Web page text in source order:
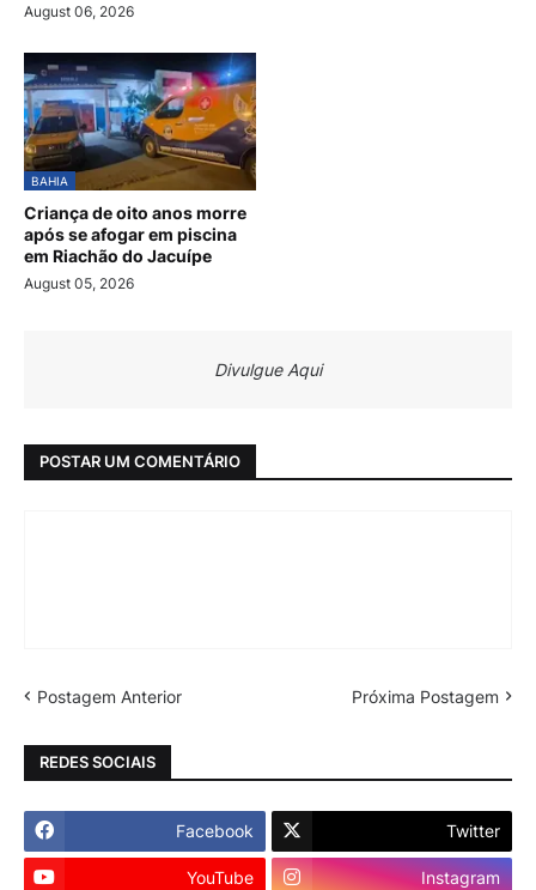
August 06, 2026
BAHIA
Criança de oito anos morre
após se afogar em piscina
em Riachão do Jacuípe
August 05, 2026
Divulgue Aqui
POSTAR UM COMENTÁRIO
Postagem Anterior Próxima Postagem
REDES SOCIAIS
Facebook Twitter
YouTube Instagram